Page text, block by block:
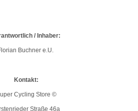
/ Inhaber:
Buchner e.U.
Kontakt:
Cycling Store ©
Straße 46a